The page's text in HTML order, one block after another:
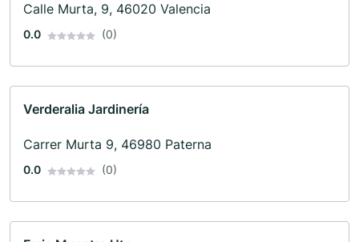
Calle Murta, 9, 46020 Valencia
0.0 (0)
Verderalia Jardinería
Carrer Murta 9, 46980 Paterna
0.0 (0)